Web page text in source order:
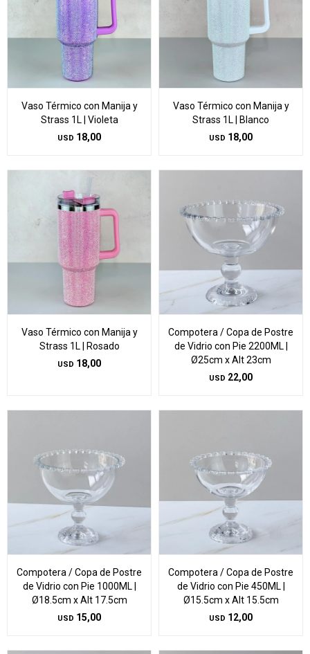
Vaso Térmico con Manija y
Strass 1L | Violeta
USD 18,00
Vaso Térmico con Manija y
Strass 1L | Blanco
USD 18,00
Vaso Térmico con Manija y
Strass 1L | Rosado
USD 18,00
Compotera / Copa de Postre
de Vidrio con Pie 2200ML |
Ø25cm x Alt 23cm
USD 22,00
Compotera / Copa de Postre
de Vidrio con Pie 1000ML |
Ø18.5cm x Alt 17.5cm
USD 15,00
Compotera / Copa de Postre
de Vidrio con Pie 450ML |
Ø15.5cm x Alt 15.5cm
USD 12,00